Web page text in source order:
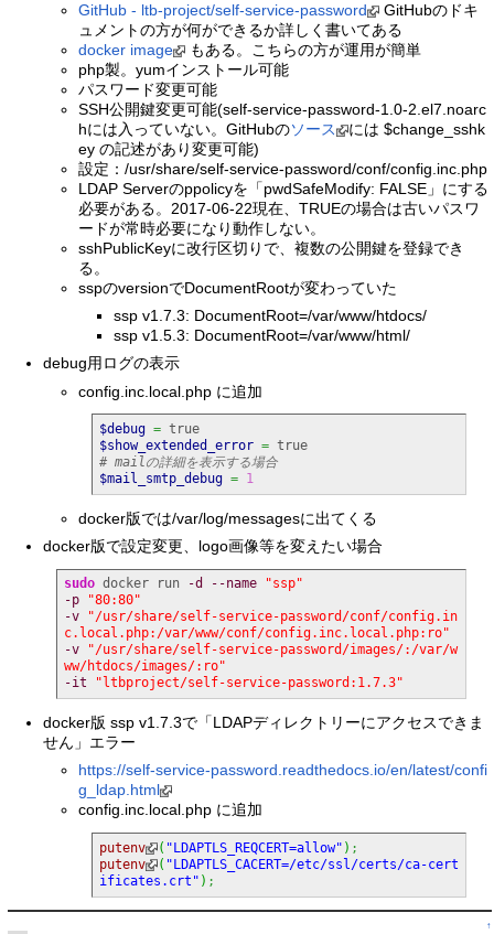
GitHub - ltb-project/self-service-password
GitHubのドキ
ュメントの方が何ができるか詳しく書いてある
docker image
もある。こちらの方が運用が簡単
php製。yumインストール可能
パスワード変更可能
SSH公開鍵変更可能(self-service-password-1.0-2.el7.noarc
hには入っていない。GitHubのソース
には $change_sshk
ey の記述があり変更可能)
設定：/usr/share/self-service-password/conf/config.inc.php
LDAP Serverのppolicyを「pwdSafeModify: FALSE」にする
必要がある。2017-06-22現在、TRUEの場合は古いパスワ
ードが常時必要になり動作しない。
sshPublicKeyに改行区切りで、複数の公開鍵を登録でき
る。
sspのversionでDocumentRootが変わっていた
ssp v1.7.3: DocumentRoot=/var/www/htdocs/
ssp v1.5.3: DocumentRoot=/var/www/html/
debug用ログの表示
config.inc.local.php に追加
$debug = true
$show_extended_error = true
# mailの詳細を表示する場合
$mail_smtp_debug = 1
docker版では/var/log/messagesに出てくる
docker版で設定変更、logo画像等を変えたい場合
sudo docker run -d --name
"ssp"
-p
"80:80"
-v
"/usr/share/self-service-password/conf/config.in
c.local.php:/var/www/conf/config.inc.local.php:ro"
-v
"/usr/share/self-service-password/images/:/var/w
ww/htdocs/images/:ro"
-it
"ltbproject/self-service-password:1.7.3"
docker版 ssp v1.7.3で「LDAPディレクトリーにアクセスできま
せん」エラー
https://self-service-password.readthedocs.io/en/latest/confi
g_ldap.html
config.inc.local.php に追加
putenv ( "LDAPTLS_REQCERT=allow" ) ;
putenv
( "LDAPTLS_CACERT=/etc/ssl/certs/ca-cert
ificates.crt" ) ;
↑